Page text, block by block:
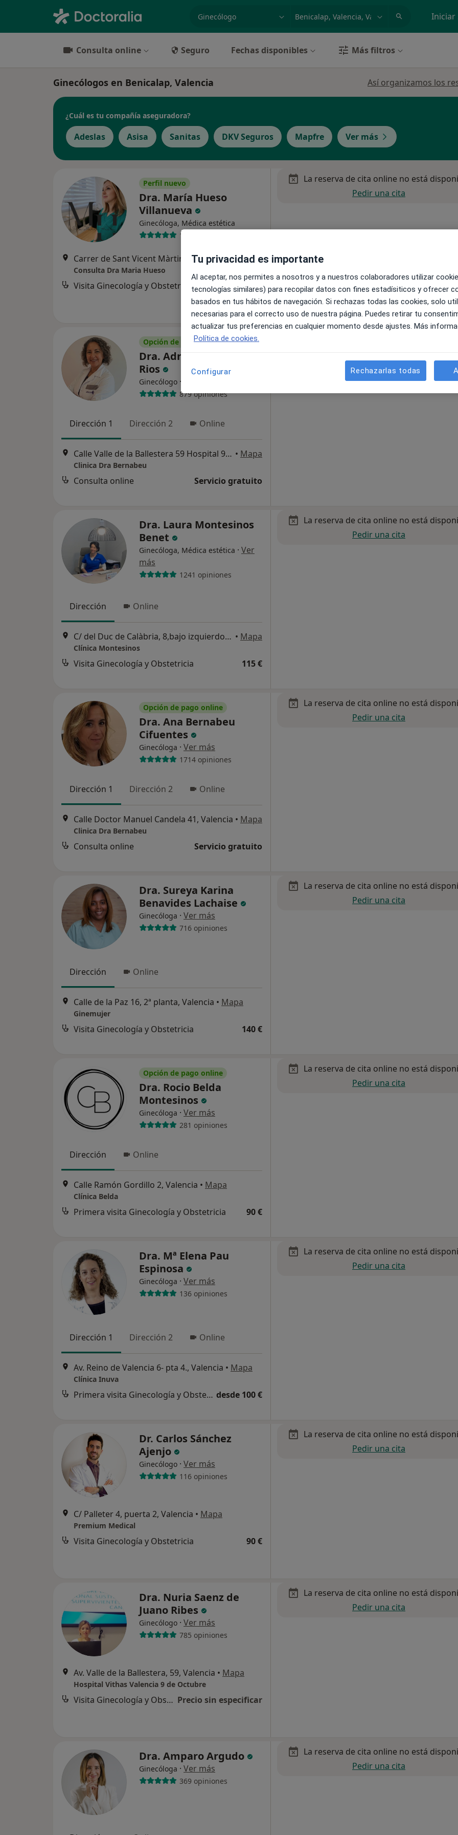
especialidad, enfermedad o nombre Iniciar
Consulta online Seguro Fechas disponibles Más filtros
Ginecólogos en Benicalap, Valencia Así organizamos los
¿Cuál es tu compañía aseguradora?
Adeslas Asisa Sanitas DKV Seguros Mapfre Ver más
Perfil nuevo
Dra. María Hueso
Villanueva
Ginecóloga, Médica estética
1 opinión
Carrer de Sant Vicent Màrtir 85, Valencia• Mapa
Consulta Dra Maria Hueso
Visita Ginecología y Obstetricia 50 €
La reserva de cita online no está
Pedir una cita
Opción de pago online
Dra. Adriana Paredes
Rios
Ginecólogo ·
879 opiniones
Dirección 1 Dirección 2 Online
Calle Valle de la Ballestera 59 Hospital 9 Octubre. Consultas Externas. Consulta 21, Valencia • Mapa
Clinica Dra Bernabeu
Consulta online Servicio gratuito
Dra. Laura Montesinos
Benet
Ginecóloga, Médica estética · Ver
más
1241 opiniones
Dirección Online
C/ del Duc de Calàbria, 8,bajo izquierdo, Ensanche, 46005 Valencia, Valencia • Mapa
Clínica Montesinos
Visita Ginecología y Obstetricia 115 €
La reserva de cita online no está
Pedir una cita
Opción de pago online
Dra. Ana Bernabeu
Cifuentes
Ginecóloga · Ver más
1714 opiniones
Dirección 1 Dirección 2 Online
Calle Doctor Manuel Candela 41, Valencia • Mapa
Clinica Dra Bernabeu
Consulta online Servicio gratuito
La reserva de cita online no está
Pedir una cita
Dra. Sureya Karina
Benavides Lachaise
Ginecóloga · Ver más
716 opiniones
Dirección Online
Calle de la Paz 16, 2ª planta, Valencia • Mapa
Ginemujer
Visita Ginecología y Obstetricia 140 €
La reserva de cita online no está
Pedir una cita
Opción de pago online
Dra. Rocio Belda
Montesinos
Ginecóloga · Ver más
281 opiniones
Dirección Online
Calle Ramón Gordillo 2, Valencia • Mapa
Clínica Belda
Primera visita Ginecología y Obstetricia 90 €
La reserva de cita online no está
Pedir una cita
Dra. Mª Elena Pau
Espinosa
Ginecóloga · Ver más
136 opiniones
Dirección 1 Dirección 2 Online
Av. Reino de Valencia 6- pta 4., Valencia • Mapa
Clínica Inuva
Primera visita Ginecología y Obstetricia desde 100 €
La reserva de cita online no está
Pedir una cita
Dr. Carlos Sánchez
Ajenjo
Ginecólogo · Ver más
116 opiniones
C/ Palleter 4, puerta 2, Valencia • Mapa
Premium Medical
Visita Ginecología y Obstetricia 90 €
La reserva de cita online no está
Pedir una cita
Dra. Nuria Saenz de
Juano Ribes
Ginecólogo · Ver más
785 opiniones
Av. Valle de la Ballestera, 59, Valencia • Mapa
Hospital Vithas Valencia 9 de Octubre
Visita Ginecología y Obstetricia Precio sin especificar
La reserva de cita online no está
Pedir una cita
Dra. Amparo Argudo
Ginecóloga · Ver más
369 opiniones
La reserva de cita online no está
Pedir una cita
Tu privacidad es importante
Al aceptar, nos permites a nosotros y a nuestros colaboradores utilizar
tecnologías similares) para recopilar datos con fines estadísiticos y ofrecer
basados en tus hábitos de navegación. Si rechazas todas las cookies, solo
necesarias para el correcto uso de nuestra página. Puedes retirar tu
actualizar tus preferencias en cualquier momento desde ajustes. Más
Política de cookies.
Configurar Rechazarlas todas